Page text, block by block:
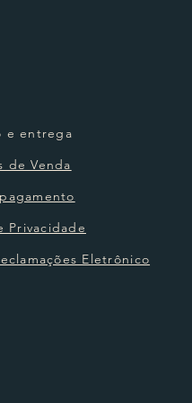
e entrega
de Venda
Privacidade
Eletrônico